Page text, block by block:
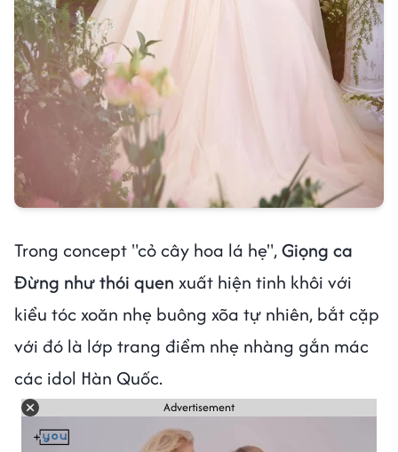
Trong concept "cỏ cây hoa lá hẹ",Giọng ca
Đừng như thói quen xuất hiện tinh khôi với
kiểu tóc xoăn nhẹ buông xõa tự nhiên, bắt cặp
với đó là lớp trang điểm nhẹ nhàng gắn mác
các idol Hàn Quốc.
Advertisement